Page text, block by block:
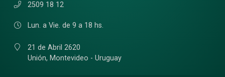
2509 18 12
Lun. a Vie. de 9 a 18 hs.
21 de Abril 2620
Unión, Montevideo - Uruguay